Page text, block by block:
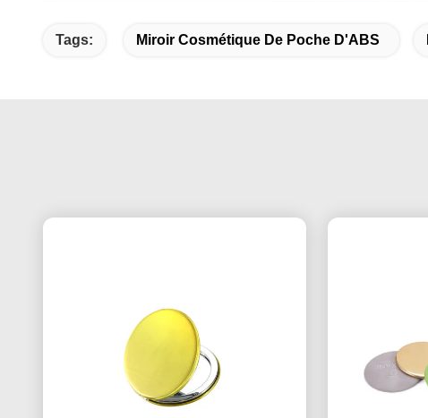
Tags: Miroir Cosmétique De Poche D'ABS